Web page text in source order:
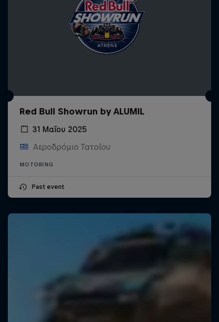
Red Bull Showrun by ALUMIL
31 Μαΐου 2025
Αεροδρόμιο Τατοΐου
MOTORING
Past event